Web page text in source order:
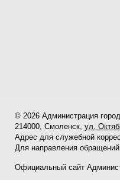
© 2026 Администрация
214000, Смоленск,ул.
Адрес для служебной
Для направления
Официальный сайт